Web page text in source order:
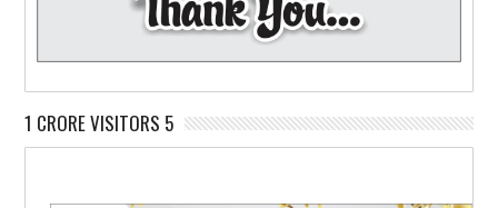
1 CRORE VISITORS 5